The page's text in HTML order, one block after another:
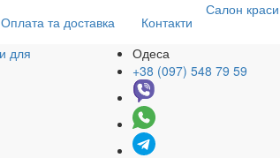
Оплата та доставка Контакти
Салон краси
Одеса
+38 (097) 548 79 59